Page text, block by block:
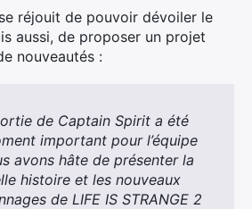
réjouit de pouvoir dévoiler le
aussi, de proposer un projet
nouveautés :
de Captain Spirit a été
important pour l’équipe
avons hâte de présenter la
histoire et les nouveaux
de LIFE IS STRANGE 2